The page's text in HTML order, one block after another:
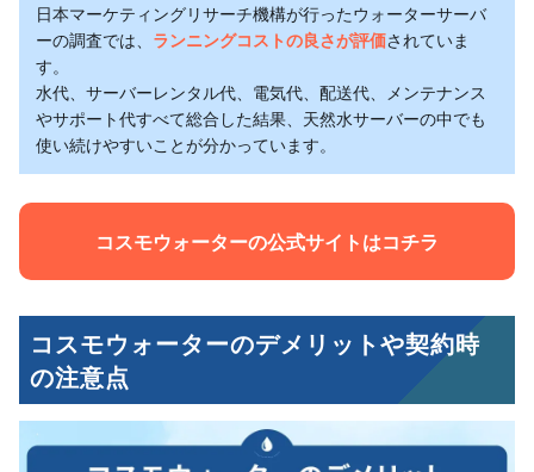
日本マーケティングリサーチ機構が行ったウォーターサーバ
ーの調査では、 ランニングコストの良さが評価されていま
す。
水代、サーバーレンタル代、電気代、配送代、メンテナンス
やサポート代すべて総合した結果、天然水サーバーの中でも
使い続けやすいことが分かっています。
コスモウォーターの公式サイトはコチラ
コスモウォーターのデメリットや契約時
の注意点